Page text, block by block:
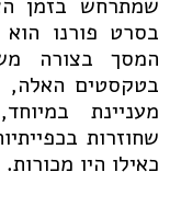
שמתרחש בזמן
בסרט פורנו
המסך בצורה
בטקסטים האלה,
מעניינת
שחוזרות
כאילו היו מכורות.